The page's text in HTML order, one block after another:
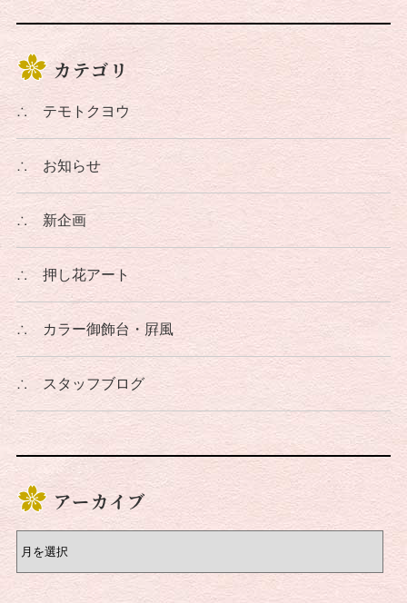
カテゴリ
∴ テモトクヨウ
∴ お知らせ
∴ 新企画
∴ 押し花アート
∴ カラー御飾台・屛風
∴ スタッフブログ
アーカイブ